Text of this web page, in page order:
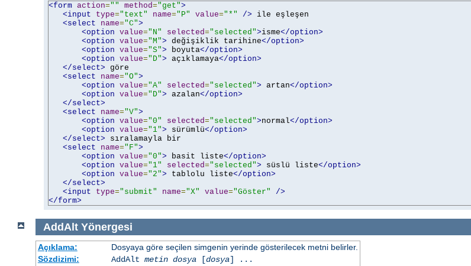
<form action="" method="get">
<input
type="text" name="P" value="*" /> ile eşleşen
<select
name="C">
<option value="N" selected="selected">isme</option>
<option value="M"> değişiklik tarihine</option>
<option value="S"> boyuta</option>
<option value="D"> açıklamaya</option>
</select> göre
<select
name="O">
<option value="A" selected="selected"> artan</option>
<option value="D"> azalan</option>
</select>
<select
name="V">
<option value="0" selected="selected">normal</option>
<option value="1"> sürümlü</option>
</select> sıralamayla bir
<select
name="F">
<option value="0"> basit liste</option>
<option value="1" selected="selected"> süslü liste</option>
<option value="2"> tablolu liste</option>
</select>
<input
type="submit" name="X" value="Göster"
/>
</form>
AddAlt Yönergesi
Açıklama:
Dosyaya göre seçilen simgenin yerinde gösterilecek metni belirler.
Sözdizimi:
AddAlt metin dosya[dosya] ...